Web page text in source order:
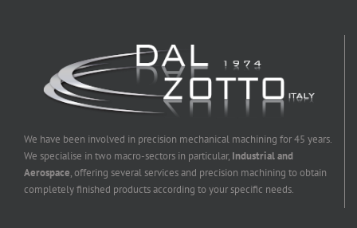
We have been involved in precision mechanical machining for 45 years.
We specialise in two macro-sectors in particular, Industrial and
Aerospace, offering several services and precision machining to obtain
completely finished products according to your specific needs.